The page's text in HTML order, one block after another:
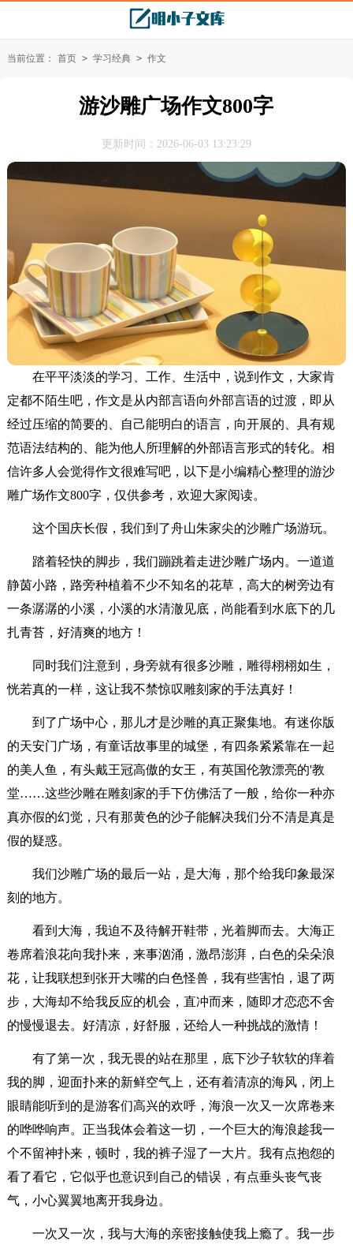
当前位置： 首页 > 学习经典 > 作文
游沙雕广场作文800字
更新时间：2026-06-03 13:23:29
在平平淡淡的学习、工作、生活中，说到作文，大家肯
定都不陌生吧，作文是从内部言语向外部言语的过渡，即从
经过压缩的简要的、自己能明白的语言，向开展的、具有规
范语法结构的、能为他人所理解的外部语言形式的转化。相
信许多人会觉得作文很难写吧，以下是小编精心整理的游沙
雕广场作文800字，仅供参考，欢迎大家阅读。
这个国庆长假，我们到了舟山朱家尖的沙雕广场游玩。
踏着轻快的脚步，我们蹦跳着走进沙雕广场内。一道道
静茵小路，路旁种植着不少不知名的花草，高大的树旁边有
一条潺潺的小溪，小溪的水清澈见底，尚能看到水底下的几
扎青苔，好清爽的地方！
同时我们注意到，身旁就有很多沙雕，雕得栩栩如生，
恍若真的一样，这让我不禁惊叹雕刻家的手法真好！
到了广场中心，那儿才是沙雕的真正聚集地。有迷你版
的天安门广场，有童话故事里的城堡，有四条紧紧靠在一起
的美人鱼，有头戴王冠高傲的女王，有英国伦敦漂亮的'教
堂……这些沙雕在雕刻家的手下仿佛活了一般，给你一种亦
真亦假的幻觉，只有那黄色的沙子能解决我们分不清是真是
假的疑惑。
我们沙雕广场的最后一站，是大海，那个给我印象最深
刻的地方。
看到大海，我迫不及待解开鞋带，光着脚而去。大海正
卷席着浪花向我扑来，来事汹涌，激昂澎湃，白色的朵朵浪
花，让我联想到张开大嘴的白色怪兽，我有些害怕，退了两
步，大海却不给我反应的机会，直冲而来，随即才恋恋不舍
的慢慢退去。好清凉，好舒服，还给人一种挑战的激情！
有了第一次，我无畏的站在那里，底下沙子软软的痒着
我的脚，迎面扑来的新鲜空气上，还有着清凉的海风，闭上
眼睛能听到的是游客们高兴的欢呼，海浪一次又一次席卷来
的哗哗响声。正当我体会着这一切，一个巨大的海浪趁我一
个不留神扑来，顿时，我的裤子湿了一大片。我有点抱怨的
看了看它，它似乎也意识到自己的错误，有点垂头丧气丧
气，小心翼翼地离开我身边。
一次又一次，我与大海的亲密接触使我上瘾了。我一步